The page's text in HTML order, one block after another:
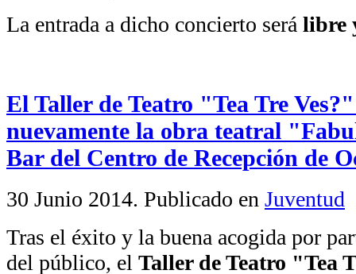
La entrada a dicho concierto será libre
El Taller de Teatro "Tea Tre
nuevamente la obra teatral
Bar del Centro de Recepción de
30 Junio 2014. Publicado en Juventud
Tras el éxito y la buena acogida por
del público, el Taller de Teatro "Tea